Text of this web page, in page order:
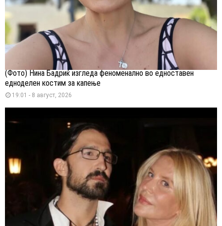
(Фото) Нина Бадриќ изгледа феноменално во едноставен
едноделен костим за капење
19:01 - 8 август, 2026